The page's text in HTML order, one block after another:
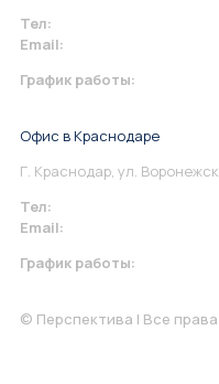
Тел:
Email:
График работы:
Офис в Краснодаре
Г. Краснодар, ул.
Тел:
Email:
График работы:
© Перспектива | Все